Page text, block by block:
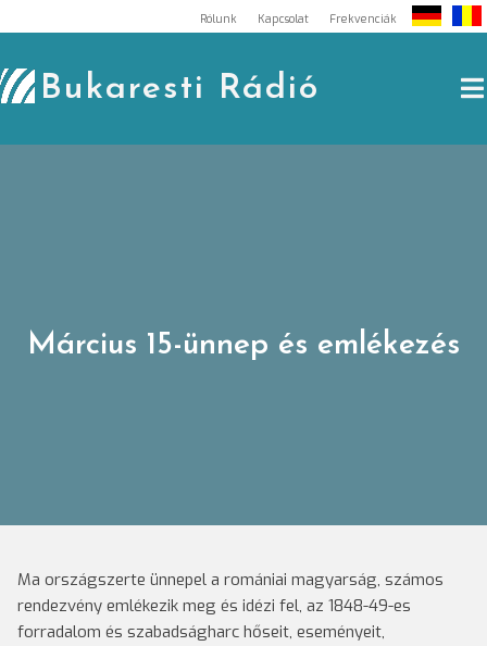
to
content
Rólunk Kapcsolat Frekvenciák
Bukaresti Rádió
Március 15-ünnep és emlékezés
Ma országszerte ünnepel a romániai magyarság, számos
rendezvény emlékezik meg és idézi fel, az 1848-49-es
forradalom és szabadságharc hőseit, eseményeit,